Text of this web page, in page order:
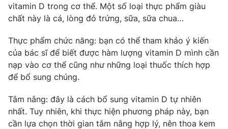
vitamin D trong cơ thể. Một số loại thực phẩm giàu
chất này là cá, lòng đỏ trứng, sữa, sữa chua…
Thực phẩm chức năng: bạn có thể tham khảo ý kiến
của bác sĩ để biết được hàm lượng vitamin D mình cần
nạp vào cơ thể cũng như những loại thuốc thích hợp
để bổ sung chúng.
Tắm nắng: đây là cách bổ sung vitamin D tự nhiên
nhất. Tuy nhiên, khi thực hiện phương pháp này, bạn
cần lựa chọn thời gian tắm nắng hợp lý, nên thoa kem